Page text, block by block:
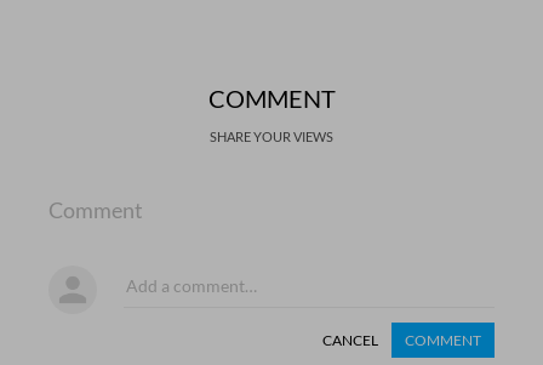
COMMENT
SHARE YOUR VIEWS
Comment
CANCEL COMMENT